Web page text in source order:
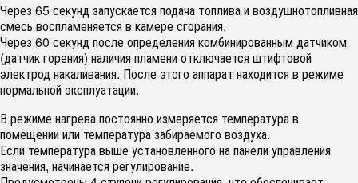
Через 65 секунд запускается подача топлива и воздушнотопливная
смесь воспламеняется в камере сгорания.
Через 60 секунд после определения комбинированным датчиком
(датчик горения) наличия пламени отключается штифтовой
электрод накаливания. После этого аппарат находится в режиме
нормальной эксплуатации.
В режиме нагрева постоянно измеряется температура в
помещении или температура забираемого воздуха.
Если температура выше установленного на панели управления
значения, начинается регулирование.